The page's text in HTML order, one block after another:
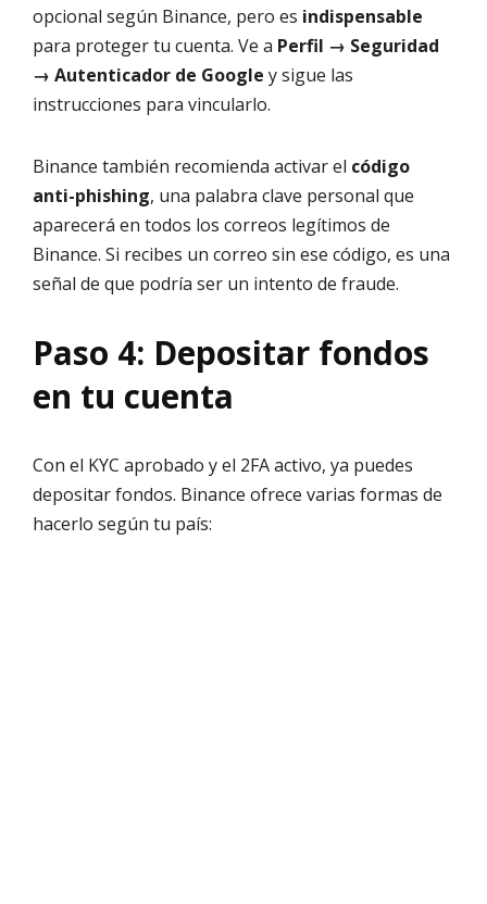
opcional según Binance, pero es indispensable
para proteger tu cuenta. Ve a Perfil → Seguridad
→ Autenticador de Google y sigue las
instrucciones para vincularlo.
Binance también recomienda activar el código
anti-phishing, una palabra clave personal que
aparecerá en todos los correos legítimos de
Binance. Si recibes un correo sin ese código, es una
señal de que podría ser un intento de fraude.
Paso 4: Depositar fondos
en tu cuenta
Con el KYC aprobado y el 2FA activo, ya puedes
depositar fondos. Binance ofrece varias formas de
hacerlo según tu país: